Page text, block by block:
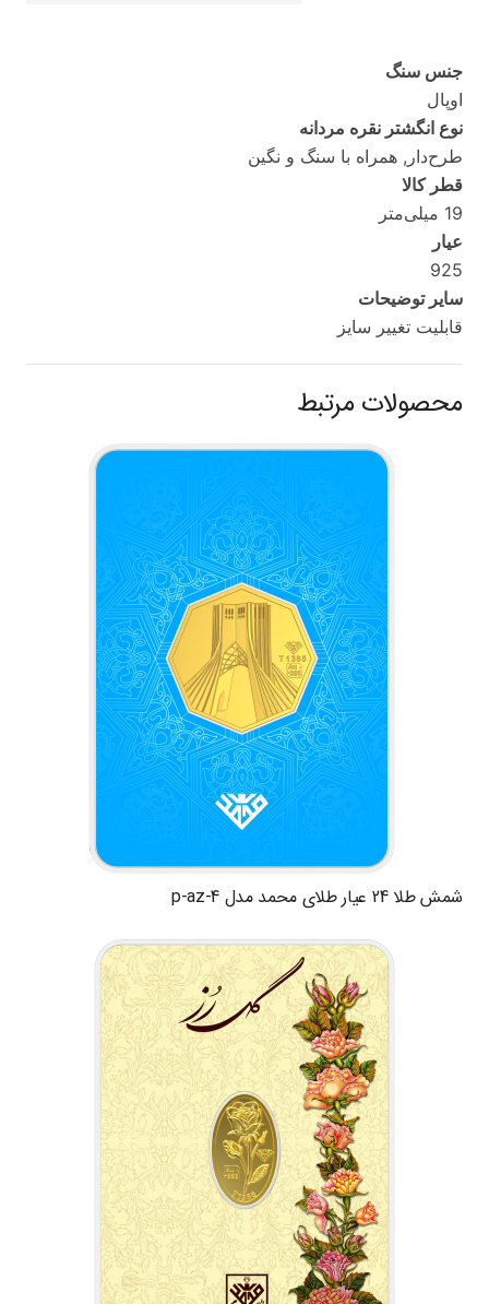
جنس سنگ
اوپال
نوع انگشتر نقره مردانه
طرح‌دار, همراه با سنگ و نگین
قطر کالا
19 میلی‌متر
عیار
925
سایر توضیحات
قابلیت تغییر سایز
محصولات مرتبط
شمش طلا 24 عیار طلای محمد مدل p-az-4